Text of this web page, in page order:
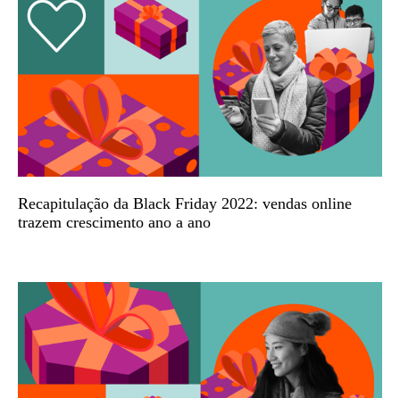
Recapitulação da Black Friday 2022: vendas online
trazem crescimento ano a ano